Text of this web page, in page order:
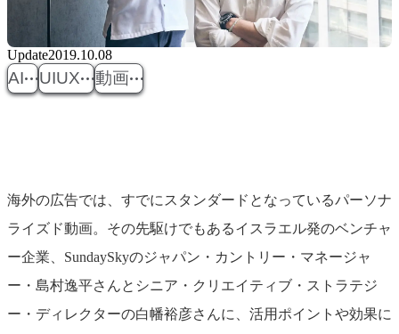
Update2019.10.08
AI UIUX 動画
海外の広告では、すでにスタンダードとなっているパーソナ
ライズド動画。その先駆けでもあるイスラエル発のベンチャ
ー企業、SundaySkyのジャパン・カントリー・マネージャ
ー・島村逸平さんとシニア・クリエイティブ・ストラテジ
ー・ディレクターの白幡裕彦さんに、活用ポイントや効果に